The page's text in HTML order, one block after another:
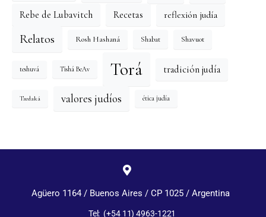
Rebe de Lubavitch Recetas reflexión judía
Relatos Rosh Hashaná Shabat Shavuot
teshuvá Tishá BeAv Torá tradición judía
Tzedaká valores judíos ética judía
Agüero 1164 / Buenos Aires / CP 1025 / Argentina
Tel: (+54 11) 4963-1221